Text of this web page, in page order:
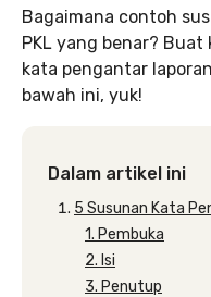
Bagaimana contoh
PKL yang benar?
kata pengantar
bawah ini, yuk!
Dalam artikel ini
5 Susunan Kata
1. Pembuka
2. Isi
3. Penutup